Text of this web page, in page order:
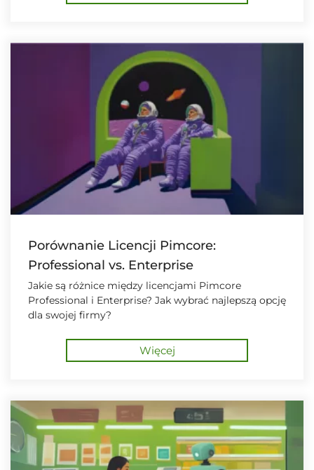
Porównanie Licencji Pimcore:
Professional vs. Enterprise
Jakie są różnice między licencjami Pimcore
Professional i Enterprise? Jak wybrać najlepszą opcję
dla swojej firmy?
Więcej